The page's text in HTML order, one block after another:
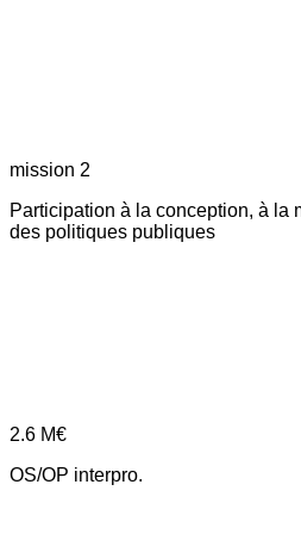
mission 2
Participation à la conception, à la
des politiques publiques
2.6 M€
OS/OP interpro.